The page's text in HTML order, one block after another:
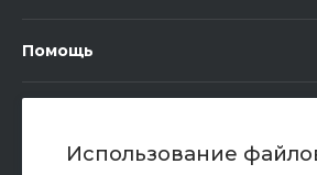
Использование
Помощь